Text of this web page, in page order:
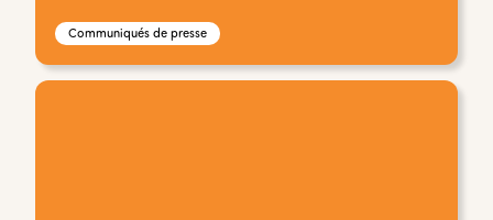
Communiqués de presse